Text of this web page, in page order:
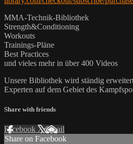
MMA-Technik-Bibliothek
Strength&Conditioning
Workouts
Trainings-Pläne
Best Practices
und vieles mehr in über 400 Videos
Unsere Bibliothek wird ständig
Experten auf dem Gebiet des
Share with friends
Facebook XEmail
Share on Facebook